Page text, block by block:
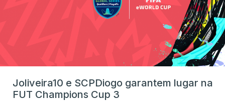
Joliveira10 e SCPDiogo garantem lugar na
FUT Champions Cup 3